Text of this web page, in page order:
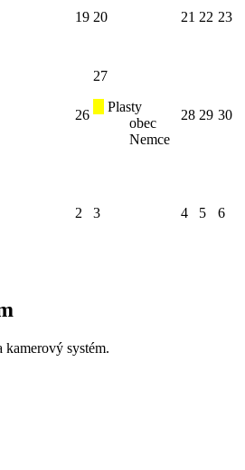
19 20 21 22 23
26
27
Plasty
obec
Nemce
28 29 30
2 3 4 5 6
kamerový systém.